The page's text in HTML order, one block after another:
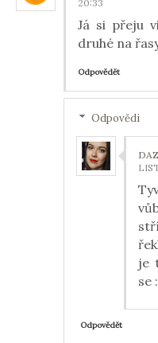
20:33
Já si přeju
druhé na
Odpovědět
Odpovědi
je
se
Odpovědět